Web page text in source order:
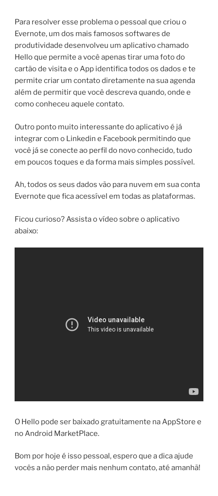
Para resolver esse problema o pessoal que criou o
Evernote, um dos mais famosos softwares de
produtividade desenvolveu um aplicativo chamado
Hello que permite a você apenas tirar uma foto do
cartão de visita e o App identifica todos os dados e te
permite criar um contato diretamente na sua agenda
além de permitir que você descreva quando, onde e
como conheceu aquele contato.
Outro ponto muito interessante do aplicativo é já
integrar com o Linkedin e Facebook permitindo que
você já se conecte ao perfil do novo conhecido, tudo
em poucos toques e da forma mais simples possível.
Ah, todos os seus dados vão para nuvem em sua conta
Evernote que fica acessível em todas as plataformas.
Ficou curioso? Assista o vídeo sobre o aplicativo
abaixo:
O Hello pode ser baixado gratuitamente na AppStore e
no Android MarketPlace.
Bom por hoje é isso pessoal, espero que a dica ajude
vocês a não perder mais nenhum contato, até amanhã!